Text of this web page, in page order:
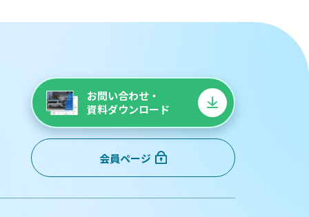
お問い合わせ・
資料ダウンロード
会員ページ